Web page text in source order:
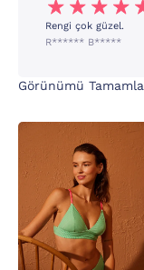
Rengi çok güzel.
R****** B*****
Görünümü Tamamla